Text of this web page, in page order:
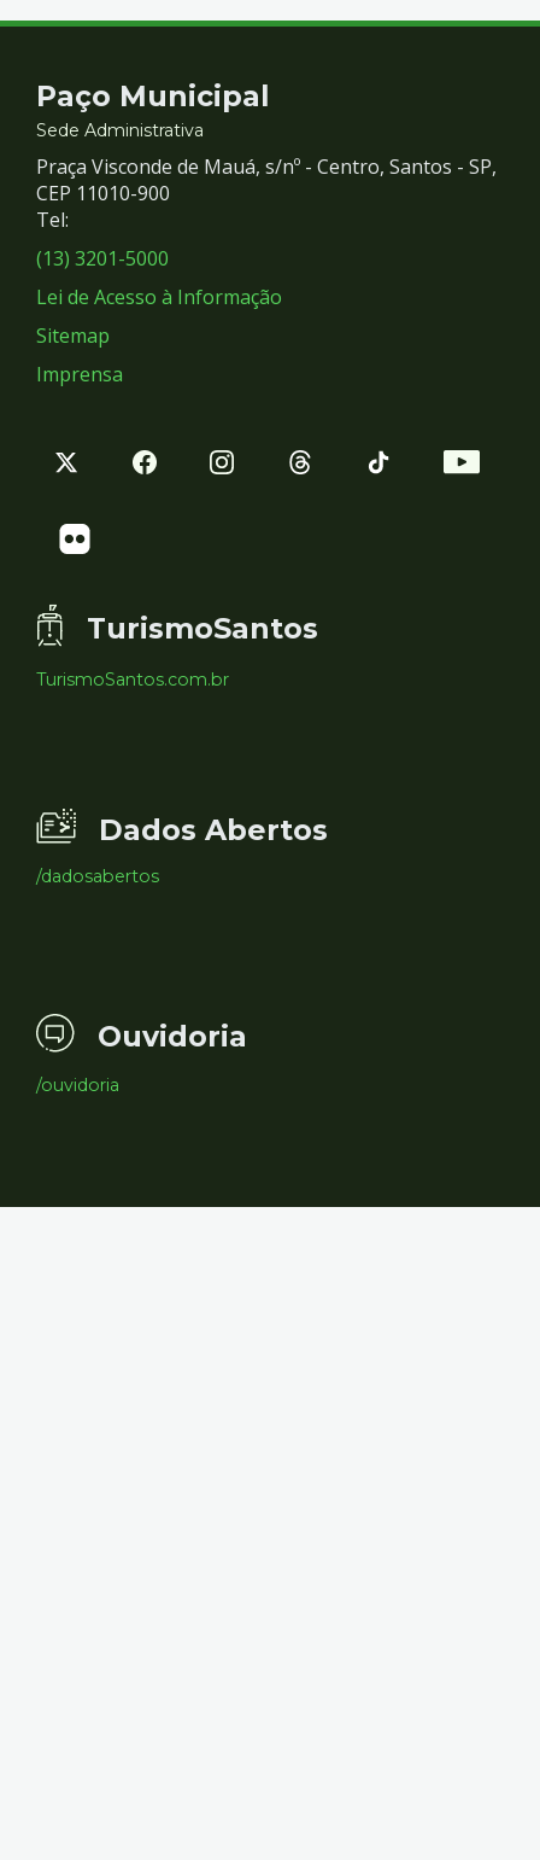
Contato
e
Redes
Sociais
Paço Municipal
Sede Administrativa
Praça Visconde de Mauá, s/nº - Centro, Santos - SP,
CEP 11010-900
Tel:
(13) 3201-5000
Lei de Acesso à Informação
Sitemap
Imprensa
TurismoSantos
TurismoSantos.com.br
Dados Abertos
/dadosabertos
Ouvidoria
/ouvidoria